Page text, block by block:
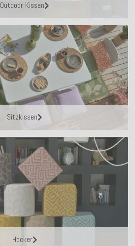
Outdoor Kissen
Sitzkissen
Hocker